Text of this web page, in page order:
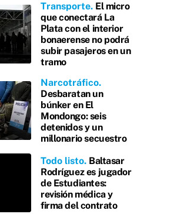
Transporte El micro
que conectará La
Plata con el interior
bonaerense no podrá
subir pasajeros en un
tramo
Narcotráfico
Desbaratan un
búnker en El
Mondongo: seis
detenidos y un
millonario secuestro
Todo listo Baltasar
Rodríguez es jugador
de Estudiantes:
revisión médica y
firma del contrato